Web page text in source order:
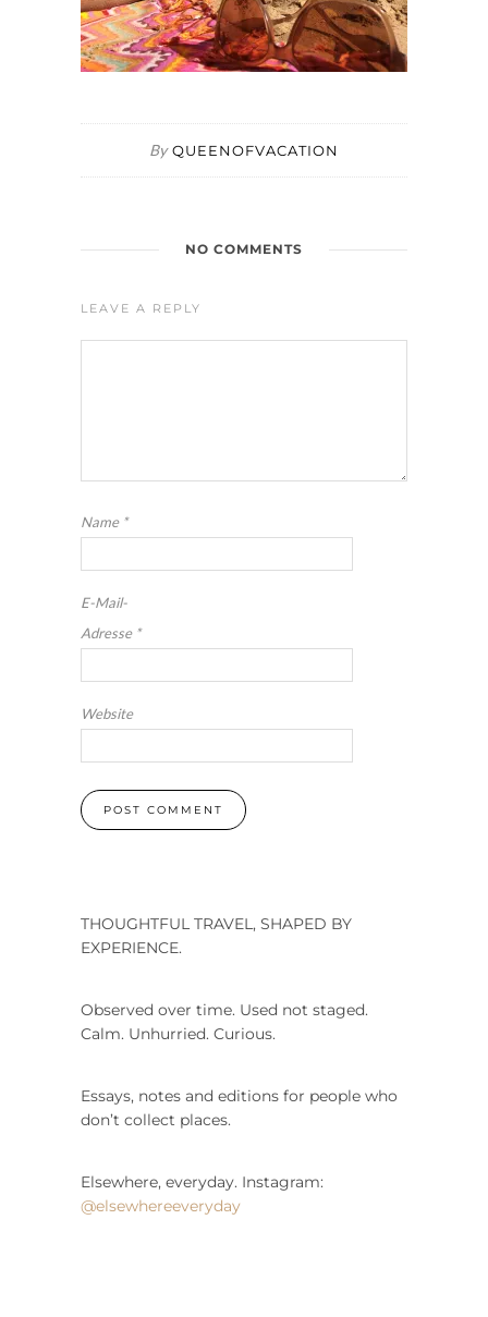
By QUEENOFVACATION
NO COMMENTS
LEAVE A REPLY
Name *
E-Mail-
Adresse *
Website
THOUGHTFUL TRAVEL, SHAPED BY
EXPERIENCE.
Observed over time. Used not staged.
Calm. Unhurried. Curious.
Essays, notes and editions for people who
don’t collect places.
Elsewhere, everyday. Instagram:
@elsewhereeveryday